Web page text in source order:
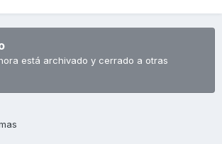
está archivado y cerrado a otras